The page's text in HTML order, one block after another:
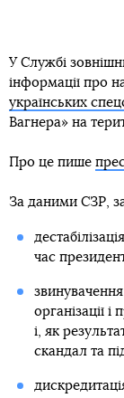
У Службі
інформації про
українських
Вагнера» на
Про це пише
За даними СЗР,
час
організації і
і, як
скандал та